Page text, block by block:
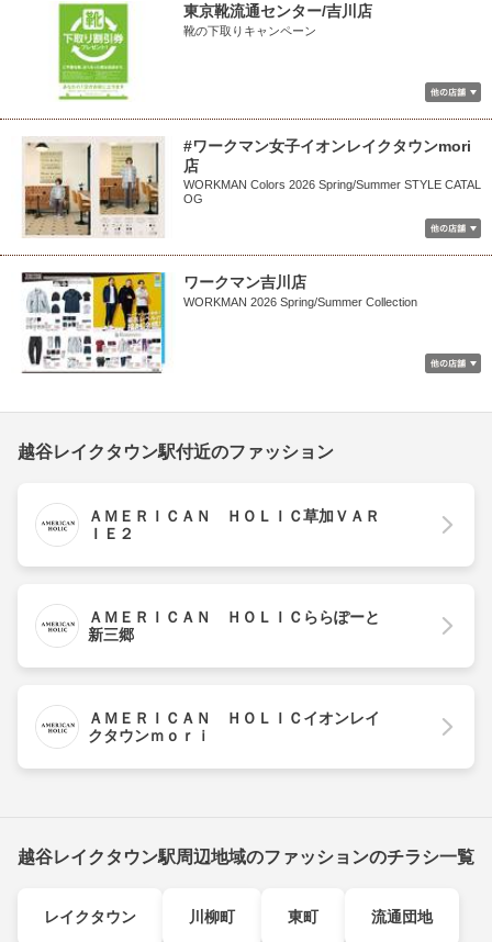
東京靴流通センター/吉川店
靴の下取りキャンペーン
#ワークマン女子イオンレイクタウンmori
店
WORKMAN Colors 2026 Spring/Summer STYLE CATAL
OG
ワークマン吉川店
WORKMAN 2026 Spring/Summer Collection
越谷レイクタウン駅付近のファッション
ＡＭＥＲＩＣＡＮ ＨＯＬＩＣ草加ＶＡＲ
ＩＥ２
ＡＭＥＲＩＣＡＮ ＨＯＬＩＣららぽーと
新三郷
ＡＭＥＲＩＣＡＮ ＨＯＬＩＣイオンレイ
クタウンｍｏｒｉ
越谷レイクタウン駅周辺地域のファッションのチラシ一覧
レイクタウン 川柳町 東町 流通団地